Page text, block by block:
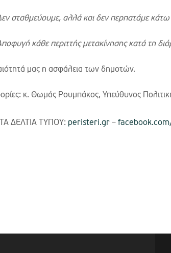
σταθμεύουμε, αλλά και δεν περπατάμε
κάθε περιττής μετακίνησης κατά τη
μας η ασφάλεια των δημοτών.
κ. Θωμάς Ρουμπάκος, Υπεύθυνος
ΔΕΛΤΙΑ ΤΥΠΟΥ: peristeri.gr –